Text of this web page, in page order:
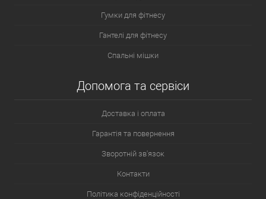
Гумки для фітнесу
Гантелі для фітнесу
Спальні мішки
Допомога та сервіси
Доставка і оплата
Гарантія та повернення
Зворотній зв'язок
Контакти
Політика конфіденційності